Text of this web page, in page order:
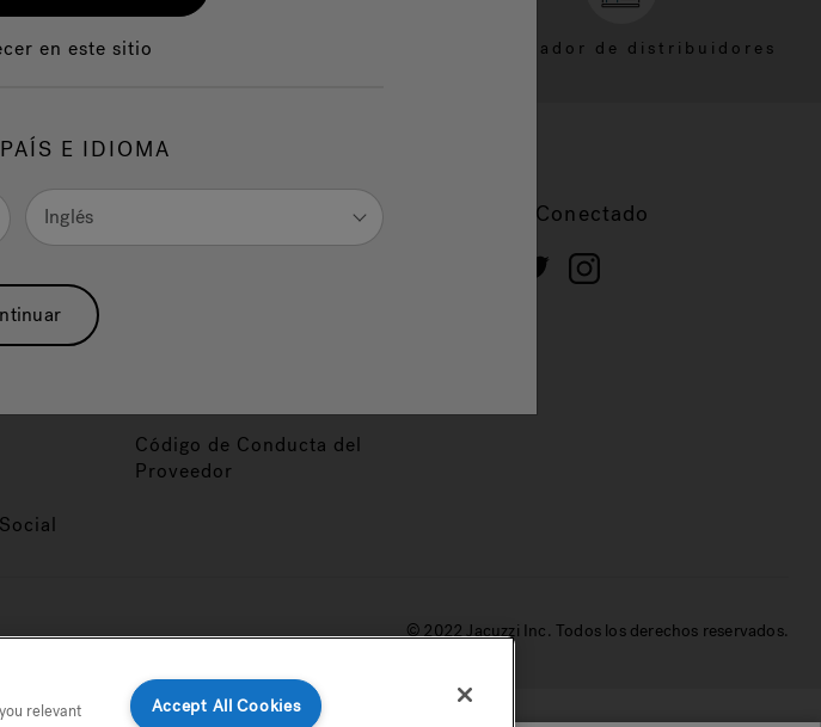
Servicio al cliente Localizador de distribuidores
Código de Conducta del
Proveedor
Mantente Conectado
© 2022 Jacuzzi Inc. Todos los derechos reservados.
en este sitio
E IDIOMA
Inglés
relevant
Accept All Cookies